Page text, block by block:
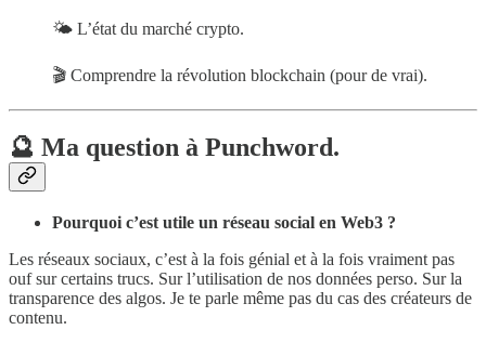
🌤 L’état du marché crypto.
🎬 Comprendre la révolution blockchain (pour de vrai).
🔮 Ma question à Punchword.
Pourquoi c’est utile un réseau social en Web3 ?
Les réseaux sociaux, c’est à la fois génial et à la fois vraiment pas
ouf sur certains trucs. Sur l’utilisation de nos données perso. Sur la
transparence des algos. Je te parle même pas du cas des créateurs de
contenu.